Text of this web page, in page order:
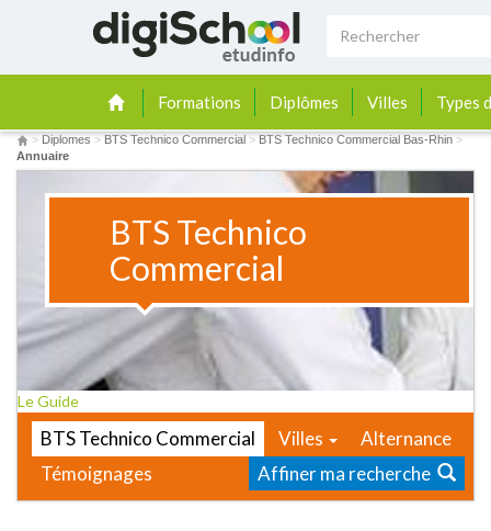
Formations Diplômes Villes Types
> Diplomes > BTS Technico Commercial > BTS Technico Commercial Bas-Rhin >
Annuaire
BTS Technico
Commercial
Le Guide
BTS Technico Commercial Villes
Alternance
Témoignages
Affiner ma recherche